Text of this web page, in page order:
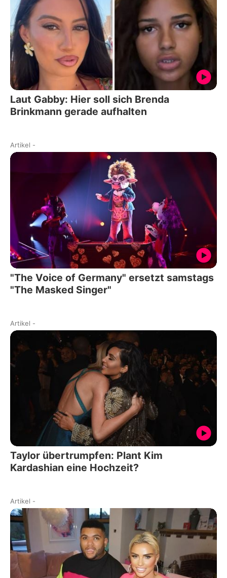
Laut Gabby: Hier soll sich Brenda
Brinkmann gerade aufhalten
Artikel -
"The Voice of Germany" ersetzt samstags
"The Masked Singer"
Artikel -
Taylor übertrumpfen: Plant Kim
Kardashian eine Hochzeit?
Artikel -